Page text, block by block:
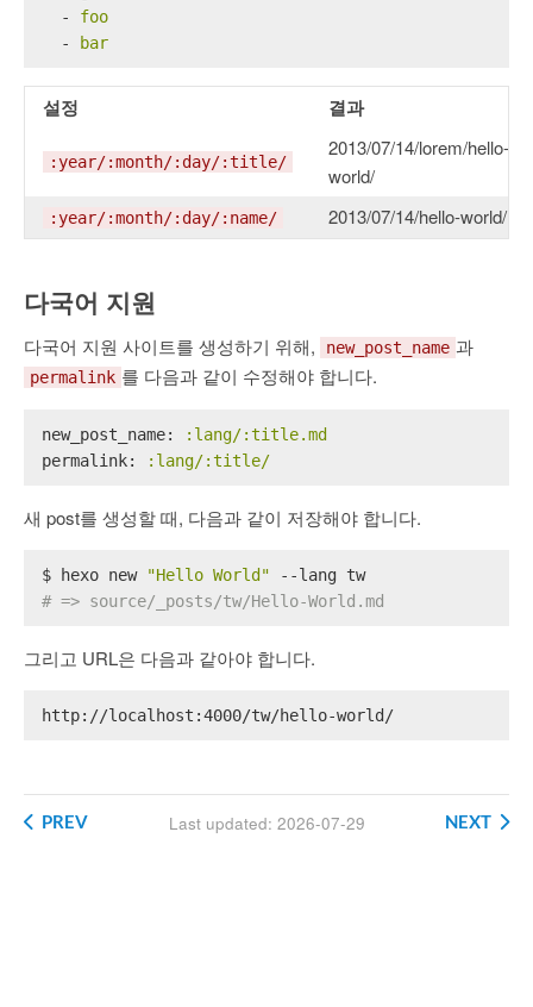
-
foo
-
bar
설정 결과
:year/:month/:day/:title/
2013/07/14/lorem/hello-
world/
:year/:month/:day/:name/ 2013/07/14/hello-world/
다국어 지원
다국어 지원 사이트를 생성하기 위해, new_post_name 과
permalink 를 다음과 같이 수정해야 합니다.
new_post_name:
:lang/:title.md
permalink:
:lang/:title/
새 post를 생성할 때, 다음과 같이 저장해야 합니다.
$ hexo new "Hello World" --lang tw
# => source/_posts/tw/Hello-World.md
그리고 URL은 다음과 같아야 합니다.
http://localhost:4000/tw/hello-world/
Last updated: 2026-07-29
PREV NEXT